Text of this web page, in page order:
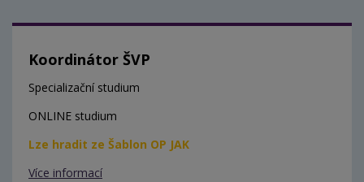
Koordinátor ŠVP
Specializační studium
ONLINE studium
Lze hradit ze Šablon OP JAK
Více informací